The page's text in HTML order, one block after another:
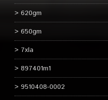
620gm
650gm
7xla
897401m1
9510408-0002